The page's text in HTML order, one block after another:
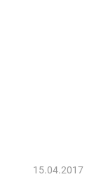
15.04.2017